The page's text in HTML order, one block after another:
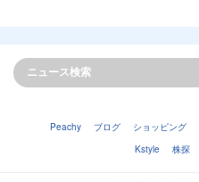
Peachy ブログ ショッピング
Kstyle
株探